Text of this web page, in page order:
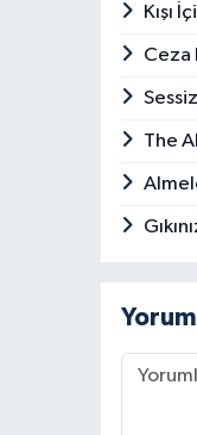
Kışı
Ceza
The